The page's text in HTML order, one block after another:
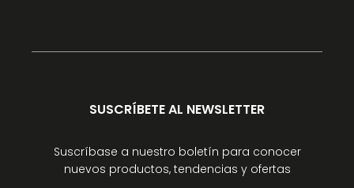
SUSCRÍBETE AL NEWSLETTER
Suscríbase a nuestro boletín para conocer
nuevos productos, tendencias y ofertas